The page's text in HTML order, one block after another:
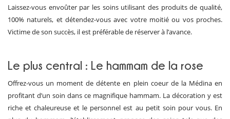
Laissez-vous envoûter par les soins utilisant des produits de qualité,
100% naturels, et détendez-vous avec votre moitié ou vos proches.
Victime de son succès, il est préférable de réserver à l’avance.
Le plus central : Le hammam de la rose
Offrez-vous un moment de détente en plein coeur de la Médina en
profitant d’un soin dans ce magnifique hammam. La décoration y est
riche et chaleureuse et le personnel est au petit soin pour vous. En